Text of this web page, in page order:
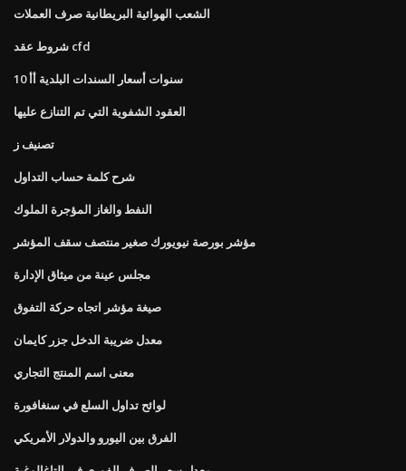
الشعب الهوائية البريطانية صرف العملات
شروط عقد cfd
10 سنوات أسعار السندات البلدية أأ
العقود الشفوية التي تم التنازع عليها
تصنيف ز
شرح كلمة حساب التداول
النفط والغاز المؤجرة الملوك
مؤشر بورصة نيويورك صغير منتصف سقف المؤشر
مجلس عينة من ميثاق الإدارة
صيغة مؤشر اتجاه حركة التفوق
معدل ضريبة الدخل جزر كايمان
معنى اسم المنتج التجاري
لوائح تداول السلع في سنغافورة
الفرق بين اليورو والدولار الأمريكي